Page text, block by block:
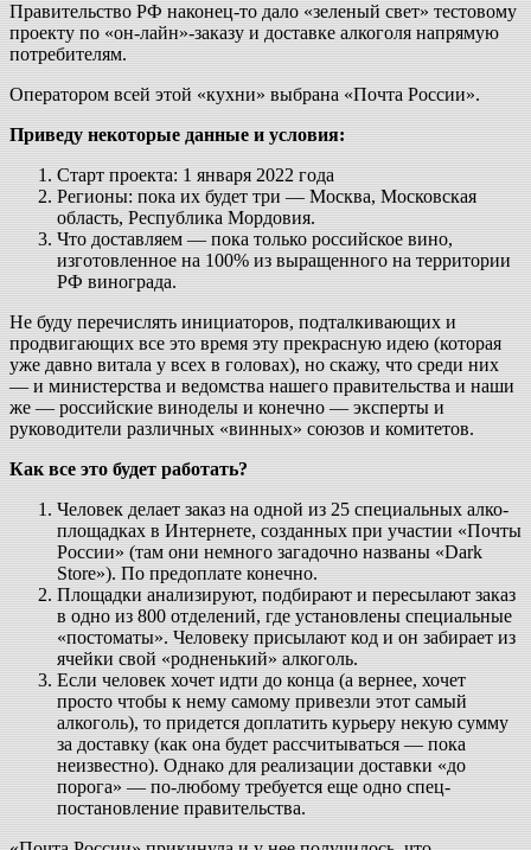
Правительство РФ наконец-то дало «зеленый свет» тестовому
проекту по «он-лайн»-заказу и доставке алкоголя напрямую
потребителям.
Оператором всей этой «кухни» выбрана «Почта России».
Приведу некоторые данные и условия:
Старт проекта: 1 января 2022 года
Регионы: пока их будет три — Москва, Московская
область, Республика Мордовия.
Что доставляем — пока только российское вино,
изготовленное на 100% из выращенного на территории
РФ винограда.
Не буду перечислять инициаторов, подталкивающих и
продвигающих все это время эту прекрасную идею (которая
уже давно витала у всех в головах), но скажу, что среди них
— и министерства и ведомства нашего правительства и наши
же — российские виноделы и конечно — эксперты и
руководители различных «винных» союзов и комитетов.
Как все это будет работать?
Человек делает заказ на одной из 25 специальных алко-
площадках в Интернете, созданных при участии «Почты
России» (там они немного загадочно названы «Dark
Store»). По предоплате конечно.
Площадки анализируют, подбирают и пересылают заказ
в одно из 800 отделений, где установлены специальные
«постоматы». Человеку присылают код и он забирает из
ячейки свой «родненький» алкоголь.
Если человек хочет идти до конца (а вернее, хочет
просто чтобы к нему самому привезли этот самый
алкоголь), то придется доплатить курьеру некую сумму
за доставку (как она будет рассчитываться — пока
неизвестно). Однако для реализации доставки «до
порога» — по-любому требуется еще одно спец-
постановление правительства.